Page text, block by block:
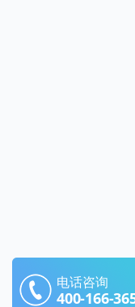
电话咨询
400-166-